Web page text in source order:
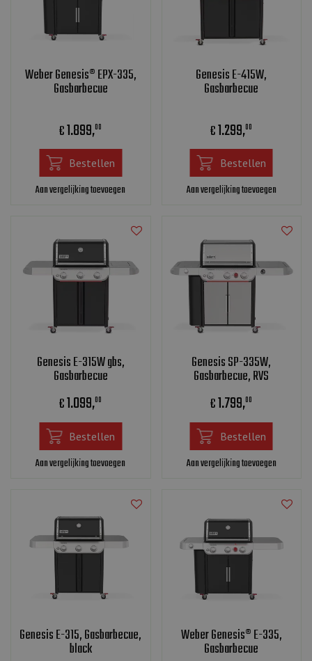
Weber Genesis® EPX-335,
Gasbarbecue
€1.899,00
Bestellen
Aan vergelijking toevoegen
Genesis E-415W,
Gasbarbecue
€1.299,00
Bestellen
Aan vergelijking toevoegen
Genesis E-315W gbs,
Gasbarbecue
€1.099,00
Bestellen
Aan vergelijking toevoegen
Genesis SP-335W,
Gasbarbecue, RVS
€1.799,00
Bestellen
Aan vergelijking toevoegen
Genesis E-315, Gasbarbecue,
black
Weber Genesis® E-335,
Gasbarbecue